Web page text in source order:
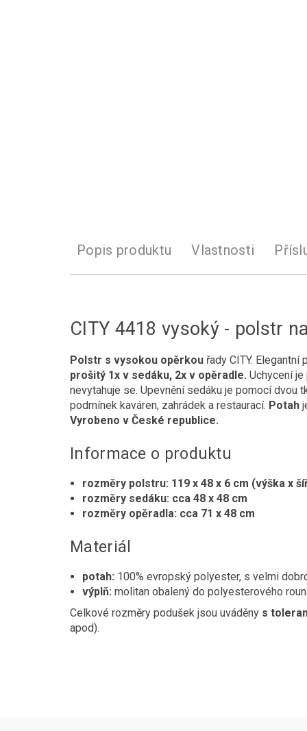
Popis produktu Vlastnosti
CITY 4418 vysoký - polstr
Polstr s vysokou opěrkou řady CITY.
prošitý 1x v sedáku, 2x v opěradle. Uchycení
nevytahuje se. Upevnění sedáku je pomocí dvou
podmínek kaváren, zahrádek a restaurací. Potah
Vyrobeno v České republice.
Informace o produktu
rozměry polstru: 119 x 48 x 6 cm (výška x
rozměry sedáku: cca 48 x 48 cm
rozměry opěradla: cca 71 x 48 cm
Materiál
potah: 100% evropský polyester, s velmi
výplň: molitan obalený do polyesterového
Celkové rozměry podušek jsou uváděny s
apod).